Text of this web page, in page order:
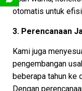
otomatis untuk
3. Perencanaan
Kami juga
pengembangan
beberapa tahun ke
Dengan